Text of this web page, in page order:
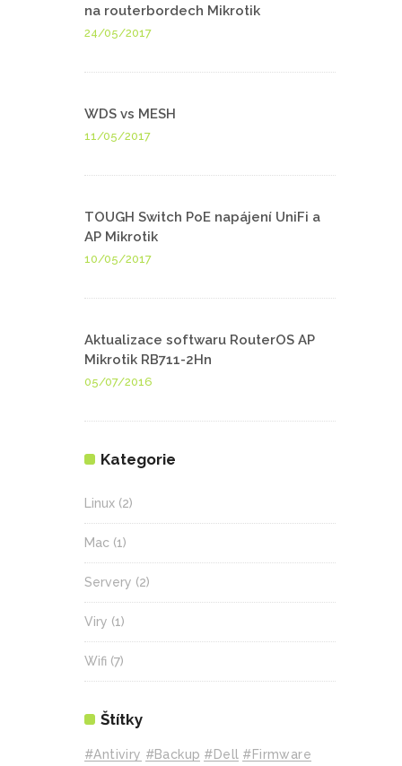
na routerbordech Mikrotik
24/05/2017
WDS vs MESH
11/05/2017
TOUGH Switch PoE napájení UniFi a
AP Mikrotik
10/05/2017
Aktualizace softwaru RouterOS AP
Mikrotik RB711-2Hn
05/07/2016
Kategorie
Linux (2)
Mac (1)
Servery (2)
Viry (1)
Wifi (7)
Štítky
#Antiviry #backup #Dell #Firmware